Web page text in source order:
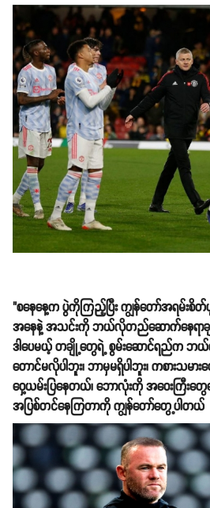
"စနေနေ့က ပွဲကိုကြည့်ပြီး ကျွန်တော်အရမ်းစိတ်
အနေနဲ့ အသင်းကို ဘယ်လိုတည်ဆောက်နေရာ
ဒါပေမယ့် တချို့တွေရဲ့ စွမ်းဆောင်ရည်က ဘယ်လို
တောင်မလိုပါဘူး၊ ဘာမှမရှိပါဘူး၊ ကစား
ဝှေ့ယမ်းပြနေတယ်၊ ဘောလုံးကို အဝေးကြီးတွေပ
အပြစ်တင်နေကြတာကို ကျွန်တော်တွေ့ပါတယ်